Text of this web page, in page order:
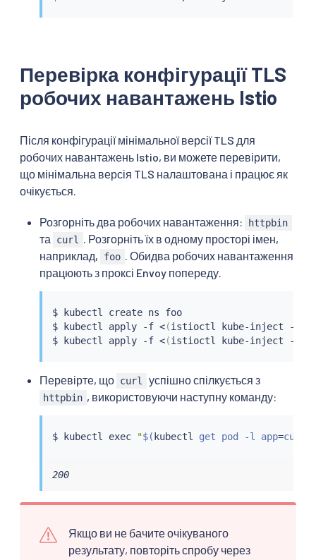
Перевірка конфігурації TLS
робочих навантажень Istio
Після конфігурації мінімальної версії TLS для
робочих навантажень Istio, ви можете перевірити,
що мінімальна версія TLS налаштована і працює як
очікується.
Розгорніть два робочих навантаження: httpbin
та curl
. Розгорніть їх в одному просторі імен,
наприклад,
foo . Обидва робочих навантаження
працюють з проксі Envoy попереду.
$ kubectl
create ns foo
$
kubectl apply -f <(istioctl kube-inject -f
$
kubectl apply -f <(istioctl kube-inject -f
Перевірте, що curl успішно спілкується з
httpbin , використовуючи наступну команду:
$ kubectl exec "$( kubectl get pod -l app=curl -
200
Якщо ви не бачите очікуваного
результату, повторіть спробу через